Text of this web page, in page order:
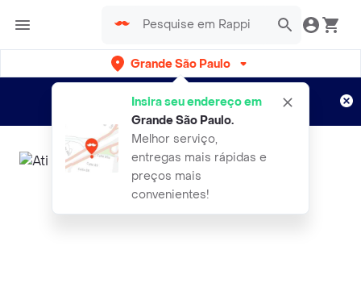
Grande São Paulo
Insira seu endereço em
Grande São Paulo.
Melhor serviço,
entregas mais rápidas e
preços mais
convenientes!
Entregas grátis por 15 dias!
Aplicam T&C